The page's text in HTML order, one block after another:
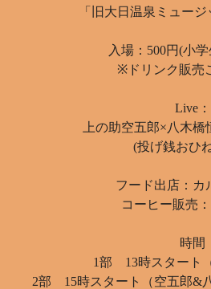
「旧大日温泉ミュー
入場：500円(小
※ドリンク販売
Live：
上の助空五郎×八木
(投げ銭おひ
フード出店：カ
コーヒー販売：
時間
1部 13時スタート
2部 15時スタート（空五郎&